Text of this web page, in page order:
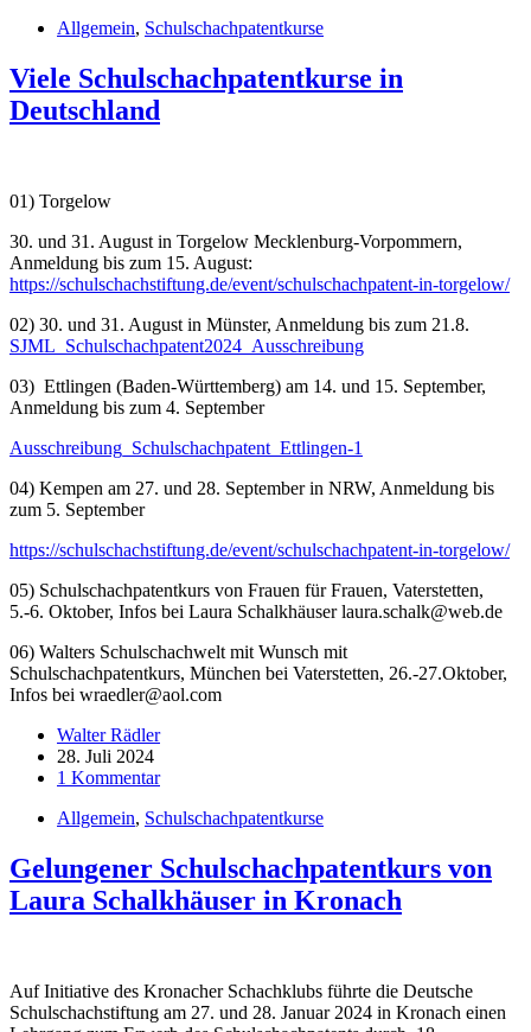
Allgemein, Schulschachpatentkurse
Viele Schulschachpatentkurse in
Deutschland
01) Torgelow
30. und 31. August in Torgelow Mecklenburg-Vorpommern,
Anmeldung bis zum 15. August:
https://schulschachstiftung.de/event/schulschachpatent-in-torgelow/
02) 30. und 31. August in Münster, Anmeldung bis zum 21.8.
SJML_Schulschachpatent2024_Ausschreibung
03) Ettlingen (Baden-Württemberg) am 14. und 15. September,
Anmeldung bis zum 4. September
Ausschreibung_Schulschachpatent_Ettlingen-1
04) Kempen am 27. und 28. September in NRW, Anmeldung bis
zum 5. September
https://schulschachstiftung.de/event/schulschachpatent-in-torgelow/
05) Schulschachpatentkurs von Frauen für Frauen, Vaterstetten,
5.-6. Oktober, Infos bei Laura Schalkhäuser laura.schalk@web.de
06) Walters Schulschachwelt mit Wunsch mit
Schulschachpatentkurs, München bei Vaterstetten, 26.-27.Oktober,
Infos bei wraedler@aol.com
Walter Rädler
28. Juli 2024
1 Kommentar
Allgemein, Schulschachpatentkurse
Gelungener Schulschachpatentkurs von
Laura Schalkhäuser in Kronach
Auf Initiative des Kronacher Schachklubs führte die Deutsche
Schulschachstiftung am 27. und 28. Januar 2024 in Kronach einen